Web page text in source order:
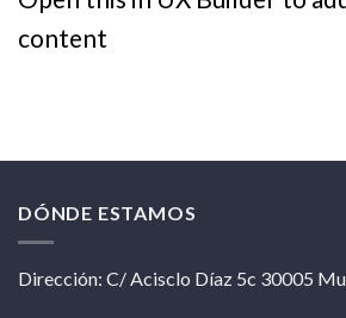
content
DÓNDE ESTAMOS
Dirección: C/ Acisclo Díaz 5c 30005